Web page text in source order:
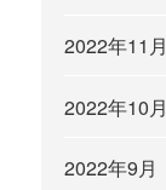
2022年11月
2022年10月
2022年9月